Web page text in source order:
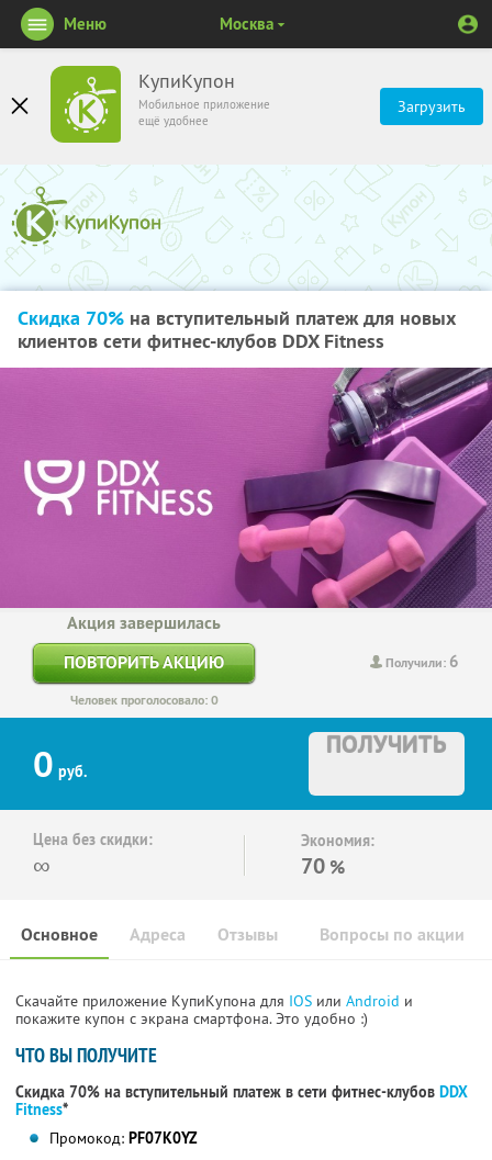
КупиКупон
Мобильное приложение
ещё удобнее
Загрузить
Меню Москва
Скидка 70% на вступительный платеж для новых
клиентов сети фитнес-клубов DDX Fitness
Получили: 6
Акция завершилась
ПОВТОРИТЬ АКЦИЮ
Человек проголосовало: 0
0 руб.
ПОЛУЧИТЬ
Цена без скидки:
∞
Экономия:
70 %
Основное Отзывы Вопросы по акции
Адреса
Скачайте приложение КупиКупона для IOS или Android и
покажите купон с экрана смартфона. Это удобно :)
ЧТО ВЫ ПОЛУЧИТЕ
Скидка 70% на вступительный платеж в сети фитнес-клубов DDX
Fitness*
Промокод: PF07K0YZ